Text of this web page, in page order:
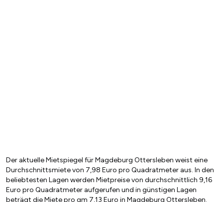
Der aktuelle Mietspiegel für Magdeburg Ottersleben weist eine
Durchschnittsmiete von 7,98 Euro pro Quadratmeter aus. In den
beliebtesten Lagen werden Mietpreise von durchschnittlich 9,16
Euro pro Quadratmeter aufgerufen und in günstigen Lagen
beträgt die Miete pro qm 7,13 Euro in Magdeburg Ottersleben.